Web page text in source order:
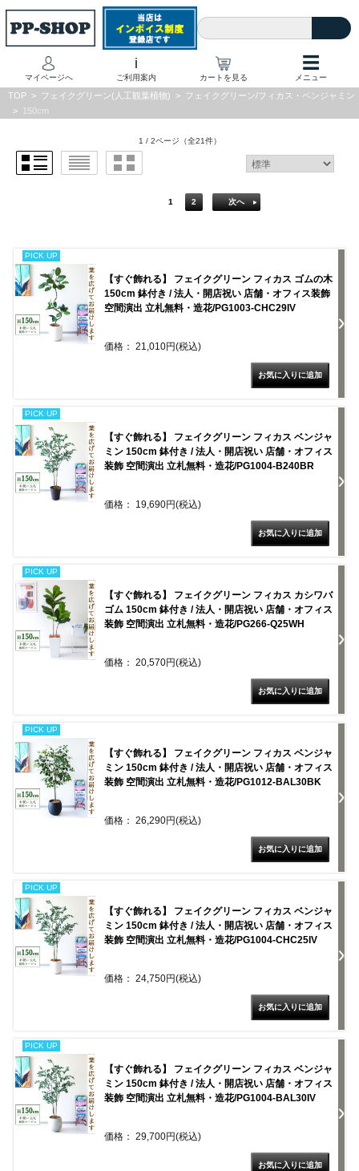
マイページへ
i
ご利用案内 カートを見る
☰
メニュー
TOP > フェイクグリーン(人工観葉植物) > フェイクグリーン/フィカス・ベンジャミン
> 150cm
1 / 2ページ （全21件）
1 2 次へ
PICK UP
【すぐ飾れる】 フェイクグリーン フィカス ゴムの木
150cm 鉢付き / 法人・開店祝い 店舗・オフィス装飾
空間演出 立札無料・造花/PG1003-CHC29IV
価格： 21,010円(税込)
PICK UP
【すぐ飾れる】 フェイクグリーン フィカス ベンジャ
ミン 150cm 鉢付き / 法人・開店祝い 店舗・オフィス
装飾 空間演出 立札無料・造花/PG1004-B240BR
価格： 19,690円(税込)
PICK UP
【すぐ飾れる】 フェイクグリーン フィカス カシワバ
ゴム 150cm 鉢付き / 法人・開店祝い 店舗・オフィス
装飾 空間演出 立札無料・造花/PG266-Q25WH
価格： 20,570円(税込)
PICK UP
【すぐ飾れる】 フェイクグリーン フィカス ベンジャ
ミン 150cm 鉢付き / 法人・開店祝い 店舗・オフィス
装飾 空間演出 立札無料・造花/PG1012-BAL30BK
価格： 26,290円(税込)
PICK UP
【すぐ飾れる】 フェイクグリーン フィカス ベンジャ
ミン 150cm 鉢付き / 法人・開店祝い 店舗・オフィス
装飾 空間演出 立札無料・造花/PG1004-CHC25IV
価格： 24,750円(税込)
PICK UP
【すぐ飾れる】 フェイクグリーン フィカス ベンジャ
ミン 150cm 鉢付き / 法人・開店祝い 店舗・オフィス
装飾 空間演出 立札無料・造花/PG1004-BAL30IV
価格： 29,700円(税込)